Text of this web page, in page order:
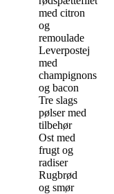
med citron
og
remoulade
Leverpostej
med
champignons
og bacon
Tre slags
pølser med
tilbehør
Ost med
frugt og
radiser
Rugbrød
og smør